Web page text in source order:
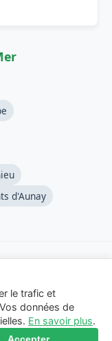
d'Aunay
de mise en
-Contact
le trafic et
données de
En savoir plus.